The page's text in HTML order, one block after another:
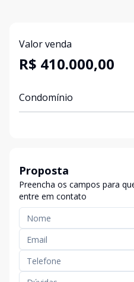
Valor venda
R$ 410.000,00
Condomínio
Proposta
Preencha os campos para
entre em contato